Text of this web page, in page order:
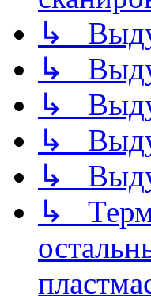
↳
↳
↳
↳
↳
↳